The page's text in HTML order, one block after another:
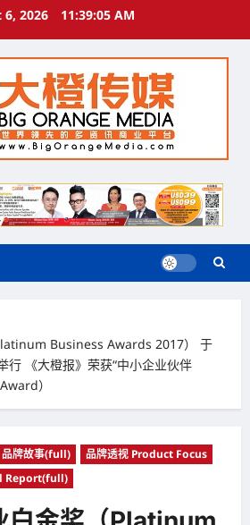
2026 11:39:06 AM
Business Awards 2017） 于
行 《大橙报》荣获“中小企业伙伴
）
品牌故事(full)
品牌透视 Product Focus
Report(full)